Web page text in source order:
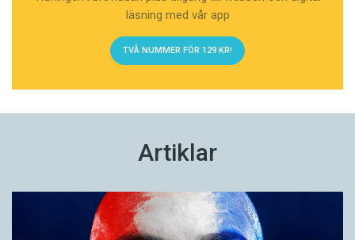
läsning med vår app
TVÅ NUMMER FÖR 129 KR!
Artiklar